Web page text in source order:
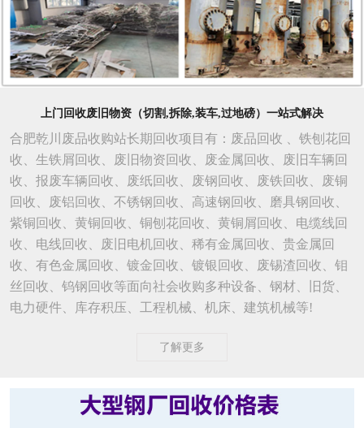
上门回收废旧物资（切割,拆除,装车,过地磅）一站式解决
合肥乾川废品收购站长期回收项目有：废品回收 、铁刨花回
收、生铁屑回收、废旧物资回收、废金属回收、废旧车辆回
收、报废车辆回收、废纸回收、废钢回收、废铁回收、废铜
回收、废铝回收、不锈钢回收、高速钢回收、磨具钢回收、
紫铜回收、黄铜回收、铜刨花回收、黄铜屑回收、电缆线回
收、电线回收、废旧电机回收、稀有金属回收、贵金属回
收、有色金属回收、镀金回收、镀银回收、废锡渣回收、钼
丝回收、钨钢回收等面向社会收购多种设备、钢材、旧货、
电力硬件、库存积压、工程机械、机床、建筑机械等!
了解更多